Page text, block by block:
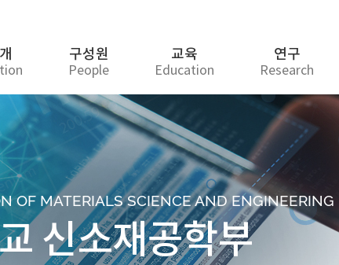
구성원
People
교육
Education
연구
Research
OF MATERIALS SCIENCE AND ENGINEERING
신소재공학부